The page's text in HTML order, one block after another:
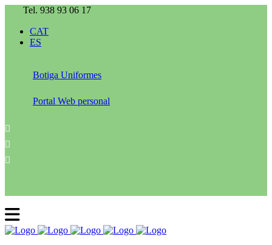
Tel. 938 93 06 17
CAT
ES
Botiga Uniformes
Portal Web personal